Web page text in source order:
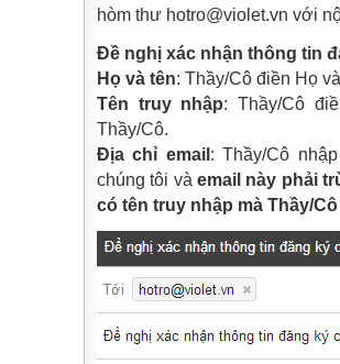
hòm thư hotro@violet.vn với
Đề nghị xác nhận thông tin
Họ và tên: Thầy/Cô điền Họ
Tên truy nhập: Thầy/Cô
Thầy/Cô.
Địa chỉ email : Thầy/Cô
chúng tôi vàemail này phải
có tên truy nhập mà Thầy/